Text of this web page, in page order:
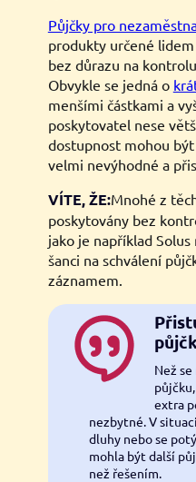
Půjčky pro
produkty určené
bez důrazu na
Obvykle se jedná o
menšími částkami a
poskytovatel nese
dostupnost mohou
velmi nevýhodné a
VÍTE, ŽE:Mnohé z
poskytovány bez
jako je například Solus
šanci na schválení
záznamem.
Než
extra
nezbytné. V
dluhy nebo se
mohla být další
než řešením.